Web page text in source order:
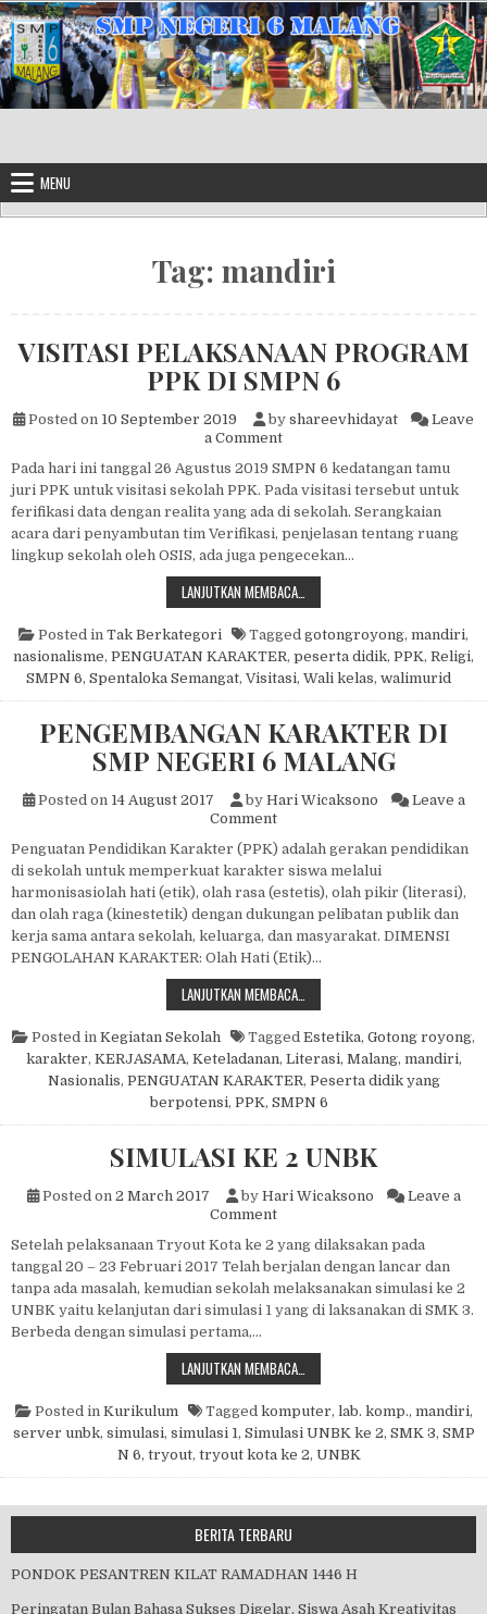
Skip to content
MENU
Tag: mandiri
VISITASI PELAKSANAAN PROGRAM
PPK DI SMPN 6
Posted on 10 September 2019 by shareevhidayat
Leave
a Commenton VISITASI PELAKSANAAN
Pada hari ini tanggal 26 Agustus 2019 SMPN 6 kedatangan tamu
juri PPK untuk visitasi sekolah PPK. Pada visitasi tersebut untuk
ferifikasi data dengan realita yang ada di sekolah. Serangkaian
acara dari penyambutan tim Verifikasi, penjelasan tentang ruang
lingkup sekolah oleh OSIS, ada juga pengecekan…
LANJUTKAN MEMBACA…
Posted in Tak Berkategori Tagged gotongroyong, mandiri,
nasionalisme, PENGUATAN KARAKTER, peserta didik, PPK, Religi,
SMPN 6, Spentaloka Semangat, Visitasi, Wali kelas, walimurid
PENGEMBANGAN KARAKTER DI
SMP NEGERI 6 MALANG
Posted on 14 August 2017 by Hari Wicaksono
Leave a
Commenton PENGEMBANGAN
Penguatan Pendidikan Karakter (PPK) adalah gerakan pendidikan
di sekolah untuk memperkuat karakter siswa melalui
harmonisasiolah hati (etik), olah rasa (estetis), olah pikir (literasi),
dan olah raga (kinestetik) dengan dukungan pelibatan publik dan
kerja sama antara sekolah, keluarga, dan masyarakat. DIMENSI
PENGOLAHAN KARAKTER: Olah Hati (Etik)…
LANJUTKAN MEMBACA…
Posted in Kegiatan Sekolah Tagged Estetika, Gotong royong,
karakter, KERJASAMA, Keteladanan, Literasi, Malang, mandiri,
Nasionalis, PENGUATAN KARAKTER, Peserta didik yang
berpotensi, PPK, SMPN 6
SIMULASI KE 2 UNBK
Posted on 2 March 2017 by Hari Wicaksono
Leave a
Commenton SIMULASI KE 2 UNBK
Setelah pelaksanaan Tryout Kota ke 2 yang dilaksakan pada
tanggal 20 – 23 Februari 2017 Telah berjalan dengan lancar dan
tanpa ada masalah, kemudian sekolah melaksanakan simulasi ke 2
UNBK yaitu kelanjutan dari simulasi 1 yang di laksanakan di SMK 3.
Berbeda dengan simulasi pertama,…
LANJUTKAN MEMBACA…
Posted in Kurikulum Tagged komputer, lab. komp., mandiri,
server unbk, simulasi, simulasi 1, Simulasi UNBK ke 2, SMK 3, SMP
N 6, tryout, tryout kota ke 2, UNBK
BERITA TERBARU
PONDOK PESANTREN KILAT RAMADHAN 1446 H
Peringatan Bulan Bahasa Sukses Digelar, Siswa Asah Kreativitas